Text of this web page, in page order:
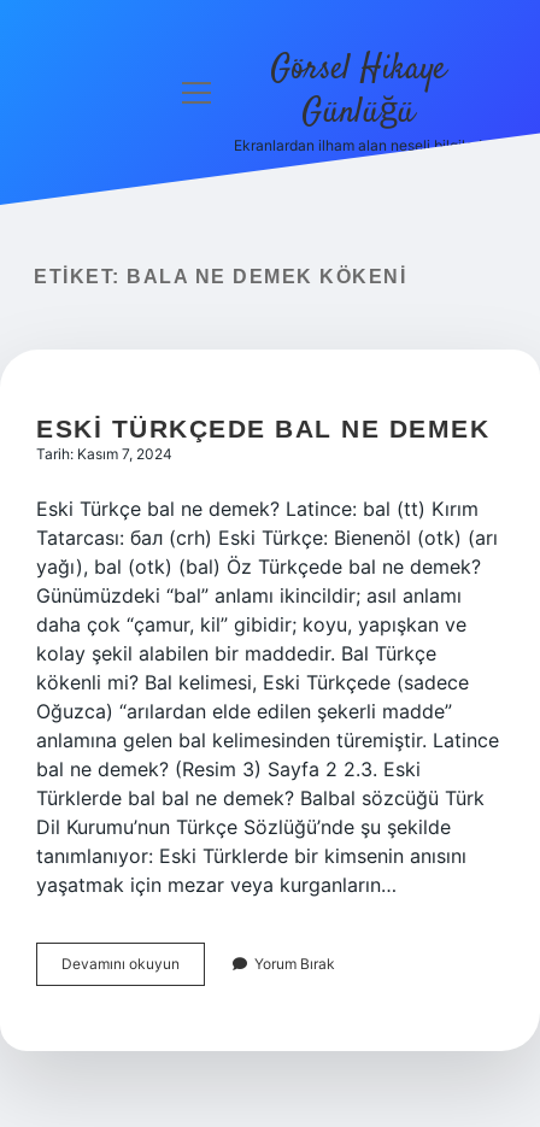
menüyü
Görsel Hikaye
Günlüğü
Ekranlardan ilham alan neşeli bilgiler!
ETIKET: BALA NE DEMEK KÖKENI
ESKI TÜRKÇEDE BAL NE DEMEK
Tarih: Kasım 7, 2024
Eski Türkçe bal ne demek? Latince: bal (tt) Kırım
Tatarcası: бал (crh) Eski Türkçe: Bienenöl (otk) (arı
yağı), bal (otk) (bal) Öz Türkçede bal ne demek?
Günümüzdeki “bal” anlamı ikincildir; asıl anlamı
daha çok “çamur, kil” gibidir; koyu, yapışkan ve
kolay şekil alabilen bir maddedir. Bal Türkçe
kökenli mi? Bal kelimesi, Eski Türkçede (sadece
Oğuzca) “arılardan elde edilen şekerli madde”
anlamına gelen bal kelimesinden türemiştir. Latince
bal ne demek? (Resim 3) Sayfa 2 2.3. Eski
Türklerde bal bal ne demek? Balbal sözcüğü Türk
Dil Kurumu’nun Türkçe Sözlüğü’nde şu şekilde
tanımlanıyor: Eski Türklerde bir kimsenin anısını
yaşatmak için mezar veya kurganların…
Devamını okuyun
Türkçede
Demek
Yorum Bırak